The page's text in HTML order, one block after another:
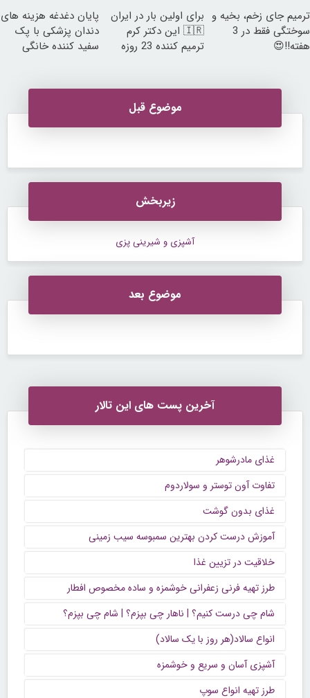
ترمیم جای زخم، بخیه و
سوختگی فقط در 3
هفته!!😍
برای اولین بار در ایران
🇮🇷 این دکتر کرم
ترمیم کننده 23 روزه
پایان دغدغه هزینه های
دندان پزشکی با پک
سفید کننده خانگی
موضوع قبل
زیربخش
آشپزی و شیرینی پزی
موضوع بعد
آخرین پست های این تالار
غذای مادرشوهر
تفاوت آون توستر و سولاردوم
غذای بدون گوشت
آموزش درست کردن بهترین سمبوسه سیب زمینی
خلاقیت در تزیین غذا
طرز تهیه فرنی زعفرانی خوشمزه و ساده مخصوص افطار
شام چی درست کنیم؟ | ناهار چی بپزم؟ | شام چی بپزم؟
انواع سالاد(هر روز با یک سالاد)
آشپزی آسان و سریع و خوشمزه
طرز تهیه انواع سوپ